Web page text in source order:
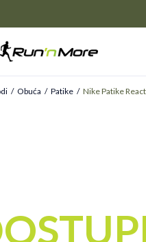
Obuća Patike Nike Patike